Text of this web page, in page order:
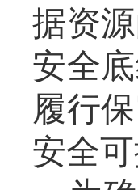
据资
安全
履行
安全可